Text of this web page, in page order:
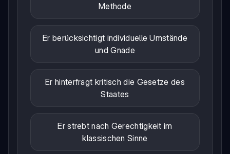
Methode
Er berücksichtigt individuelle Umstände
und Gnade
Er hinterfragt kritisch die Gesetze des
Staates
Er strebt nach Gerechtigkeit im
klassischen Sinne